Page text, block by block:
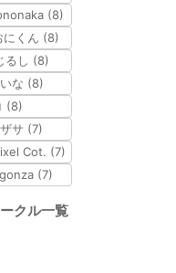
(8)
にくん (8)
るし (8)
な (8)
(8)
サ (7)
Cot. (7)
gonza (7)
クル一覧